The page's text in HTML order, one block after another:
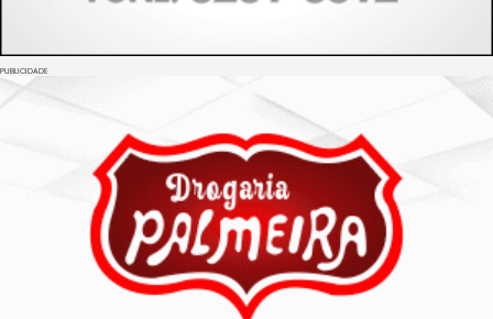
PUBLICIDADE